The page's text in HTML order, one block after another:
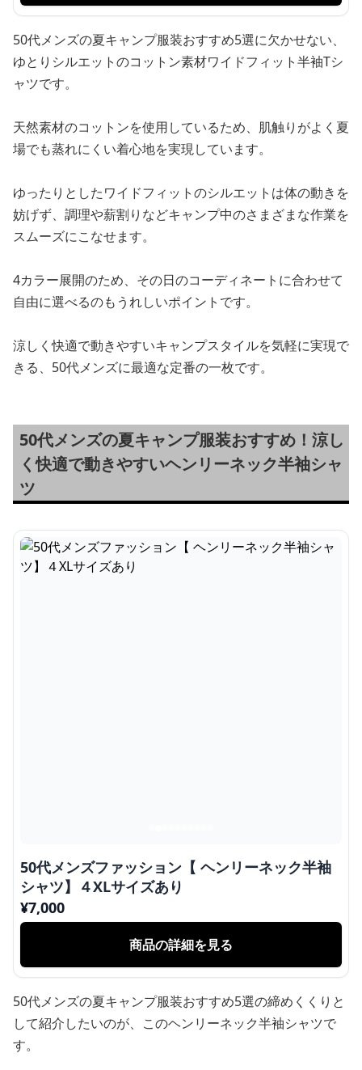
50代メンズの夏キャンプ服装おすすめ5選に欠かせない、
ゆとりシルエットのコットン素材ワイドフィット半袖Tシ
ャツです。
天然素材のコットンを使用しているため、肌触りがよく夏
場でも蒸れにくい着心地を実現しています。
ゆったりとしたワイドフィットのシルエットは体の動きを
妨げず、調理や薪割りなどキャンプ中のさまざまな作業を
スムーズにこなせます。
4カラー展開のため、その日のコーディネートに合わせて
自由に選べるのもうれしいポイントです。
涼しく快適で動きやすいキャンプスタイルを気軽に実現で
きる、50代メンズに最適な定番の一枚です。
50代メンズの夏キャンプ服装おすすめ！涼し
く快適で動きやすいヘンリーネック半袖シャ
ツ
50代メンズファッション【 ヘンリーネック半袖
シャツ】４XLサイズあり
¥7,000
商品の詳細を見る
50代メンズの夏キャンプ服装おすすめ5選の締めくくりと
して紹介したいのが、このヘンリーネック半袖シャツで
す。